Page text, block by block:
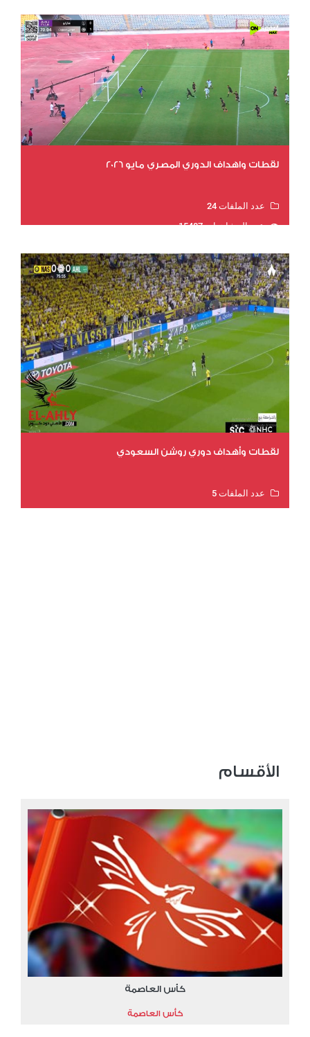
لقطات واهداف الدوري المصري مايو 2026
عدد الملفات 24
عدد المشاهدات 15487
لقطات وأهداف دوري روشن السعودي
عدد الملفات 5
الأقسام
كأس العاصمة
كأس العاصمة